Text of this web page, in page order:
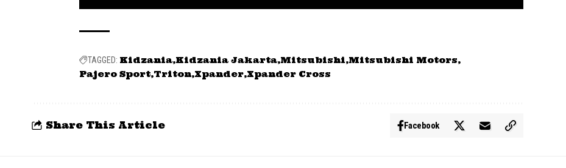
TAGGED: Kidzania Kidzania Jakarta Mitsubishi Mitsubishi Motors
Pajero Sport Triton Xpander Xpander Cross
Share This Article Facebook